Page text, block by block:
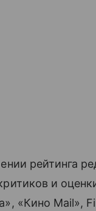
рейтинга
и
«Кино Mail»,